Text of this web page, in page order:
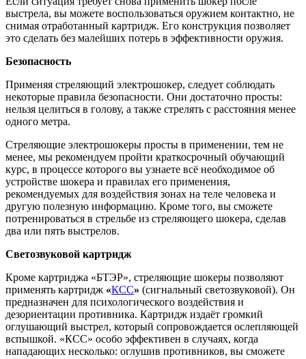
выстрела, вы можете воспользоваться оружием контактно, не
снимая отработанный картридж. Его конструкция позволяет
это сделать без малейших потерь в эффективности оружия.
Безопасность
Применяя стреляющий электрошокер, следует соблюдать
некоторые правила безопасности. Они достаточно просты:
нельзя целиться в голову, а также стрелять с расстояния менее
одного метра.
Стреляющие электрошокеры просты в применении, тем не
менее, мы рекомендуем пройти краткосрочный обучающий
курс, в процессе которого вы узнаете всё необходимое об
устройстве шокера и правилах его применения,
рекомендуемых для воздействия зонах на теле человека и
другую полезную информацию. Кроме того, вы сможете
потренироваться в стрельбе из стреляющего шокера, сделав
два или пять выстрелов.
Светозвуковой картридж
Кроме картриджа «БТЭР», стреляющие шокеры позволяют
применять картридж «КСС» (сигнальный светозвуковой). Он
предназначен для психологического воздействия и
дезориентации противника. Картридж издаёт громкий
оглушающий выстрел, который сопровождается ослепляющей
вспышкой. «КСС» особо эффективен в случаях, когда
нападающих несколько: оглушив противников, вы сможете